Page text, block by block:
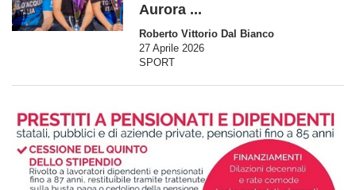
Aurora ...
Roberto Vittorio Dal Bianco
27 Aprile 2026
SPORT